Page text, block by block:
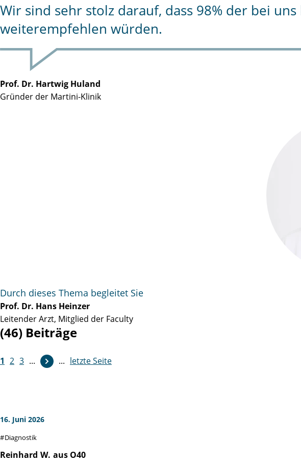
Wir sind sehr stolz darauf, dass 98% der bei
weiterempfehlen würden.
Prof. Dr. Hartwig Huland
Gründer der Martini-Klinik
Durch dieses Thema begleitet Sie
Prof. Dr. Hans Heinzer
Leitender Arzt, Mitglied der Faculty
(46) Beiträge
1 2 3 ... ... letzte Seite
16. Juni 2026
Diagnostik
Reinhard W. aus O40